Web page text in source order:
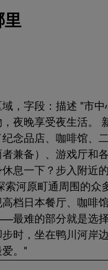
里
，字段：描述 "市中
夜晚享受夜生活。
念品店、咖啡馆、
兼备）、游戏厅和
休息一下？步入附近
索河原町通周围的众
档日本餐厅、咖啡
最难的部分就是选
时，坐在鸭川河岸
。"